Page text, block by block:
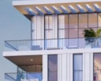
מיליון שקל
וואלה! כסף 24/05/2021